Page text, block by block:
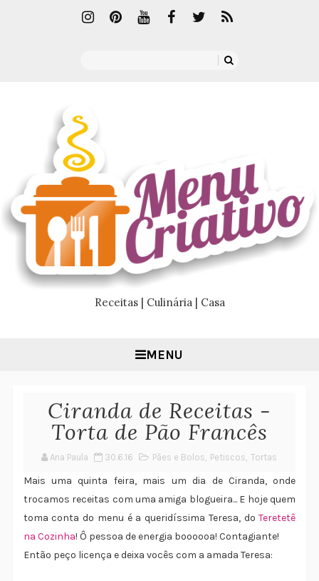
Receitas | Culinária | Casa
MENU
Ciranda de Receitas -
Torta de Pão Francês
Ana Paula 30.6.16 Pães e Bolos, Petiscos, Tortas
Mais uma quinta feira, mais um dia de Ciranda, onde
trocamos receitas com uma amiga blogueira... E hoje quem
toma conta do menu é a queridíssima Teresa, doTeretetê
na Cozinha! Ô pessoa de energia boooooa! Contagiante!
Então peço licença e deixa vocês com a amada Teresa: